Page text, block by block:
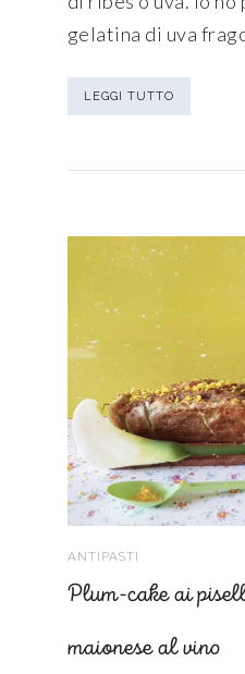
gelatina di uva
LEGGI TUTTO
ANTIPASTI
Plum-cake ai
maionese al vino